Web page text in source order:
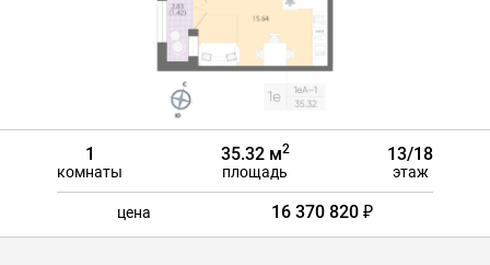
1
комнаты
35.32 м2
площадь
13/18
этаж
цена 16 370 820 ₽